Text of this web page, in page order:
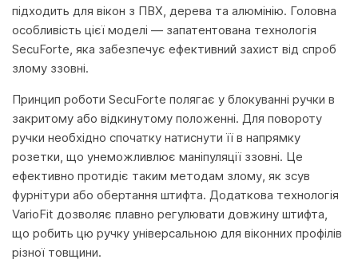
підходить для вікон з ПВХ, дерева та алюмінію. Головна
особливість цієї моделі — запатентована технологія
SecuForte, яка забезпечує ефективний захист від спроб
злому ззовні.
Принцип роботи SecuForte полягає у блокуванні ручки в
закритому або відкинутому положенні. Для повороту
ручки необхідно спочатку натиснути її в напрямку
розетки, що унеможливлює маніпуляції ззовні. Це
ефективно протидіє таким методам злому, як зсув
фурнітури або обертання штифта. Додаткова технологія
VarioFit дозволяє плавно регулювати довжину штифта,
що робить цю ручку універсальною для віконних профілів
різної товщини.